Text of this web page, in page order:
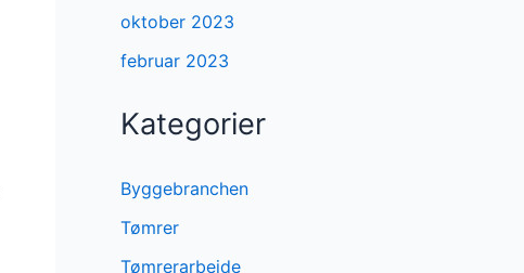
oktober 2023
februar 2023
Kategorier
Byggebranchen
Tømrer
Tømrerarbejde